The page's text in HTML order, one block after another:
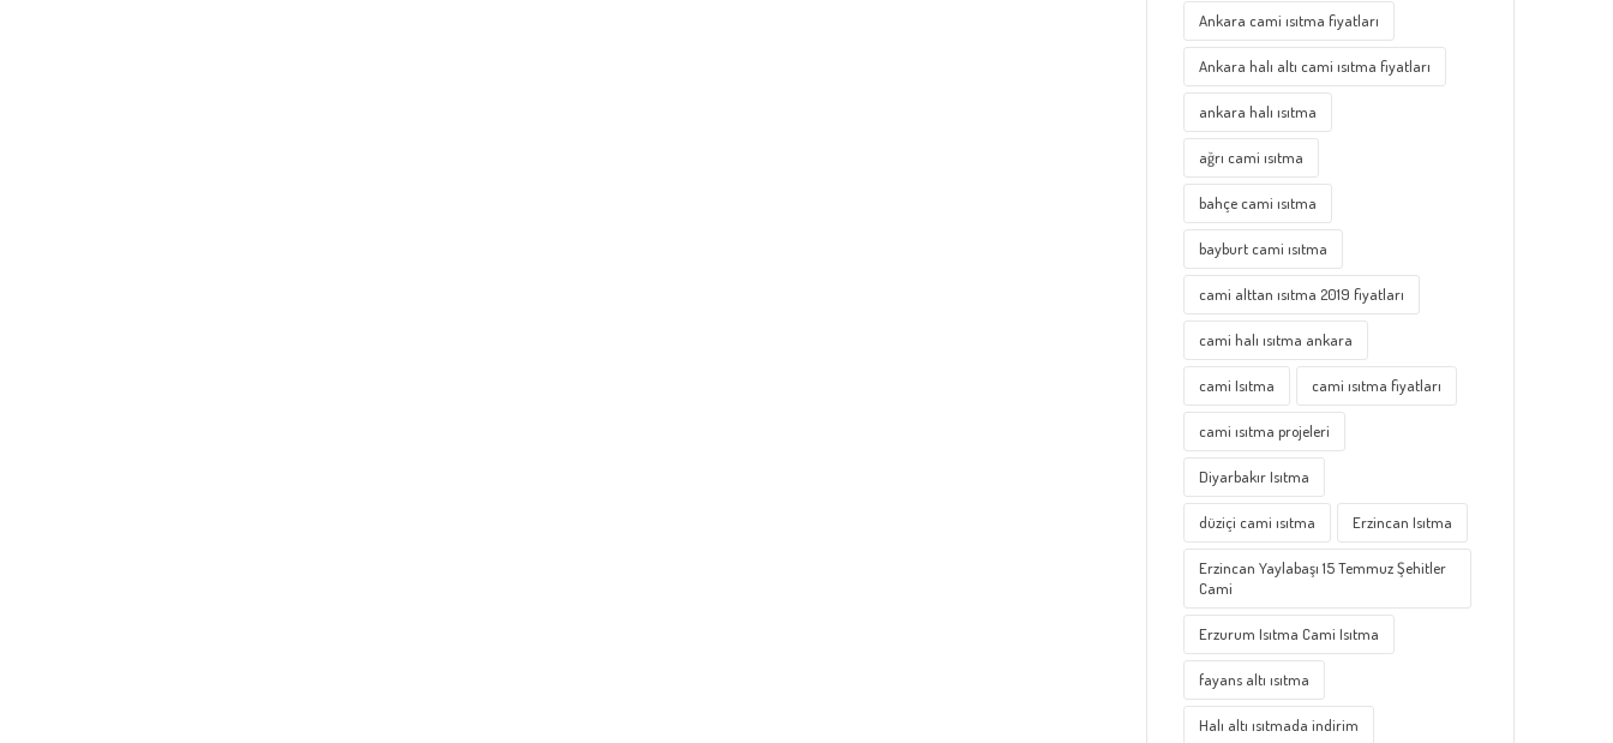
Ankara cami ısıtma fiyatları
Ankara halı altı cami ısıtma fiyatları
ankara halı ısıtma
ağrı cami ısıtma
bahçe cami ısıtma
bayburt cami ısıtma
cami alttan ısıtma 2019 fiyatları
cami halı ısıtma ankara
cami Isıtma cami ısıtma fiyatları
cami ısıtma projeleri
Diyarbakır Isıtma
düziçi cami ısıtma Erzincan Isıtma
Erzincan Yaylabaşı 15 Temmuz Şehitler
Cami
Erzurum Isıtma Cami Isıtma
fayans altı ısıtma
Halı altı ısıtmada indirim